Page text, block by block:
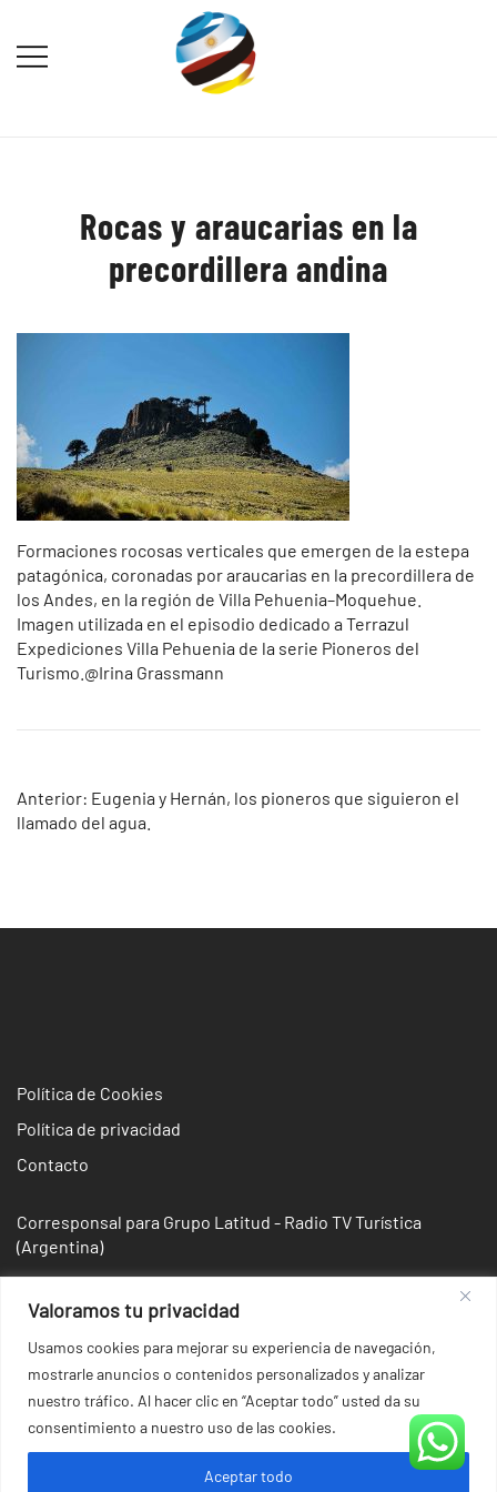
Valoramos tu privacidad
Usamos cookies para mejorar su experiencia de navegación,
mostrarle anuncios o contenidos personalizados y analizar
nuestro tráfico. Al hacer clic en “Aceptar todo” usted da su
consentimiento a nuestro uso de las cookies.
Aceptar todo
contenido
Rocas y araucarias en la
precordillera andina
Formaciones rocosas verticales que emergen de la estepa
patagónica, coronadas por araucarias en la precordillera de
los Andes, en la región de Villa Pehuenia–Moquehue.
Imagen utilizada en el episodio dedicado a Terrazul
Expediciones Villa Pehuenia de la serie Pioneros del
Turismo.@Irina Grassmann
Navegación
de
Anterior: Eugenia y Hernán, los pioneros que siguieron el
llamado del agua.
Política de Cookies
Política de privacidad
Contacto
Corresponsal para Grupo Latitud - Radio TV Turística
(Argentina)